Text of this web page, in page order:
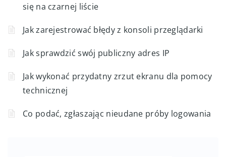
się na czarnej liście
Jak zarejestrować błędy z konsoli przeglądarki
Jak sprawdzić swój publiczny adres IP
Jak wykonać przydatny zrzut ekranu dla pomocy
technicznej
Co podać, zgłaszając nieudane próby logowania